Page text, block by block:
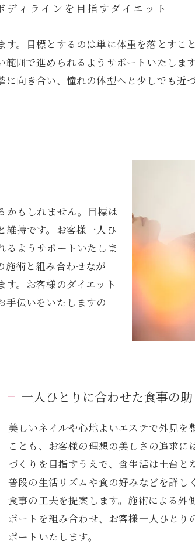
ディラインを目指すダイエット
。目標とするのは単に体重を落とすこ
囲で進められるようサポートいたしま
向き合い、憧れの体型へと少しでも近
かもしれません。目標は
維持です。お客様一人ひ
るようサポートいたしま
施術と組み合わせなが
。お客様のダイエット
手伝いをいたしますの
一人ひとりに合わせた食事の
美しいネイルや心地よいエステで外見
ことも、お客様の理想の美しさの追求
づくりを目指すうえで、食生活は土台と
普段の生活リズムや食の好みなどを詳し
食事の工夫を提案します。施術による外
ポートを組み合わせ、お客様一人ひと
ポートいたします。